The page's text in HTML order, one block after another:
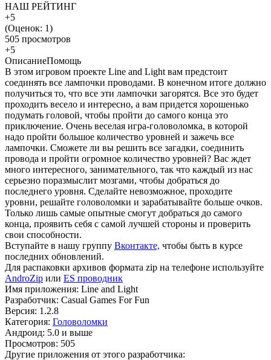
НАШ РЕЙТИНГ
+5
(Оценок: 1)
505 просмотров
+5
ОписаниеПомощь
В этом игровом проекте Line and Light вам предстоит
соединять все лампочки проводами. В конечном итоге должно
получиться то, что все эти лампочки загорятся. Все это будет
проходить весело и интересно, а вам придется хорошенько
подумать головой, чтобы пройти до самого конца это
приключение. Очень веселая игра-головоломка, в которой
надо пройти большое количество уровней и зажечь все
лампочки. Сможете ли вы решить все загадки, соединить
провода и пройти огромное количество уровней? Вас ждет
много интересного, занимательного, так что каждый из нас
серьезно поразмыслит мозгами, чтобы добраться до
последнего уровня. Сделайте невозможное, проходите
уровни, решайте головоломки и зарабатывайте больше очков.
Только лишь самые опытные смогут добраться до самого
конца, проявить себя с самой лучшей стороны и проверить
свои способности.
Вступайте в нашу группу Вконтакте, чтобы быть в курсе
последних обновлений.
Для распаковки архивов формата zip на телефоне используйте
AndroZip или ES проводник
Имя приложения: Line and Light
Разработчик: Casual Games For Fun
Версия: 1.2.8
Категория: Головоломки
Андроид: 5.0 и выше
Просмотров: 505
Другие приложения от этого разработчика: